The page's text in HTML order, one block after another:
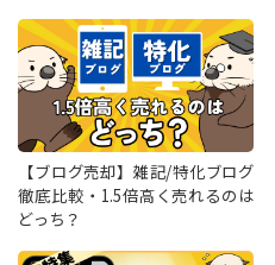
【ブログ売却】雑記/特化ブログ
徹底比較・1.5倍高く売れるのは
どっち？